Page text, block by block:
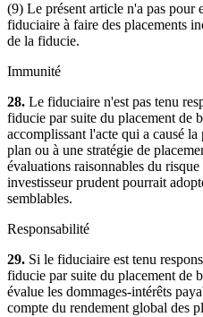
(9) Le présent article n'a pas
fiduciaire à faire des placements
de la fiducie.
Immunité
28. Le fiduciaire n'est pas tenu
fiducie par suite du placement de
accomplissant l'acte qui a causé
plan ou à une stratégie de
évaluations raisonnables du
investisseur prudent pourrait
semblables.
Responsabilité
29. Si le fiduciaire est tenu
fiducie par suite du placement de
évalue les dommages-intérêts
compte du rendement global des